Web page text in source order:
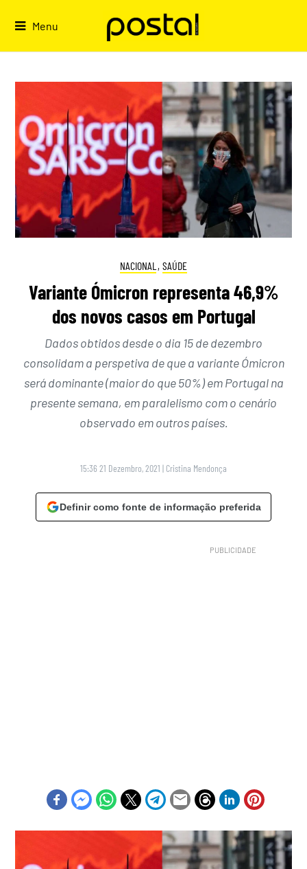
Menu
NACIONAL , SAÚDE
Variante Ómicron representa 46,9%
dos novos casos em Portugal
Dados obtidos desde o dia 15 de dezembro
consolidam a perspetiva de que a variante Ómicron
será dominante (maior do que 50%) em Portugal na
presente semana, em paralelismo com o cenário
observado em outros países.
15:36 21 Dezembro, 2021 | Cristina Mendonça
Definir como fonte de informação preferida